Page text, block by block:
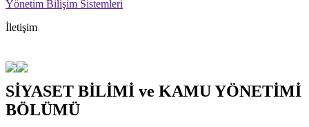
Yönetim Bilişim Sistemleri
İletişim
SİYASET BİLİMİ ve KAMU YÖNETİMİ
BÖLÜMÜ